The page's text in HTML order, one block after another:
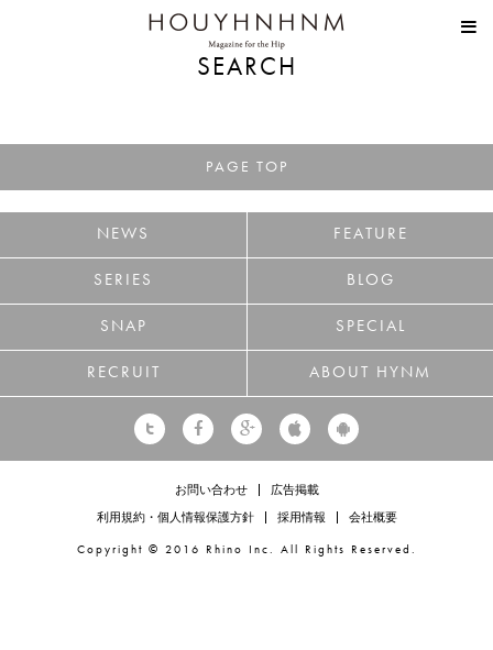
HOUYHNHNM
SEARCH
PAGE TOP
NEWS FEATURE
SERIES BLOG
SNAP SPECIAL
RECRUIT ABOUT HYNM
お問い合わせ 広告掲載
利用規約・個人情報保護方針 採用情報 会社概要
Copyright © 2016 Rhino Inc. All Rights Reserved.